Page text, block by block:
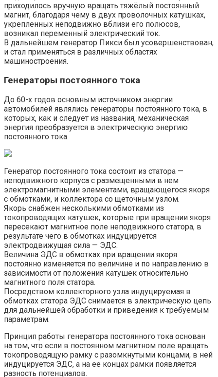
приходилось вручную вращать тяжёлый постоянный
магнит, благодаря чему в двух проволочных катушках,
укрепленных неподвижно вблизи его полюсов,
возникал переменный электрический ток.
В дальнейшем генератор Пикси был усовершенствован,
и стал применяться в различных областях
машиностроения.
Генераторы постоянного тока
До 60-х годов основным источником энергии
автомобилей являлись генераторы постоянного тока, в
которых, как и следует из названия, механическая
энергия преобразуется в электрическую энергию
постоянного тока.
Генератор постоянного тока состоит из статора —
неподвижного корпуса с размещенными в нем
электромагнитными элементами, вращающегося якоря
с обмотками, и коллектора со щеточным узлом.
Якорь снабжен несколькими обмотками из
токопроводящих катушек, которые при вращении якоря
пересекают магнитное поле неподвижного статора, в
результате чего в обмотках индуцируется
электродвижущая сила — ЭДС.
Величина ЭДС в обмотках при вращении якоря
постоянно изменяется по величине и по направлению в
зависимости от положения катушек относительно
магнитного поля статора.
Посредством коллекторного узла индуцируемая в
обмотках статора ЭДС снимается в электрическую цепь
для дальнейшей обработки и приведения к требуемым
параметрам.
Принцип работы генератора постоянного тока основан
на том, что если в постоянном магнитном поле вращать
токопроводящую рамку с разомкнутыми концами, в ней
индуцируется ЭДС, а на ее концах рамки появляется
разность потенциалов.